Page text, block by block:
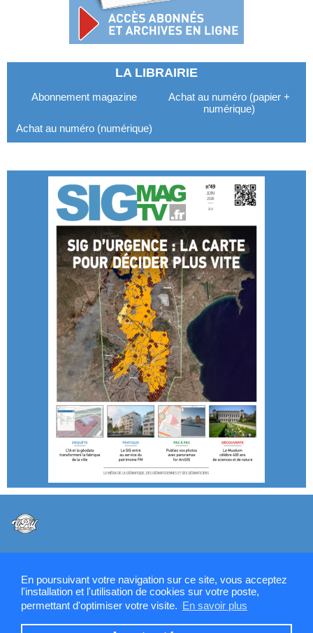
En poursuivant votre navigation sur ce site, vous acceptez
l'installation et l'utilisation de cookies sur votre poste,
permettant d'optimiser votre visite. En savoir plus
LA LIBRAIRIE
Abonnement magazine
Achat au numéro (papier +
numérique)
Achat au numéro (numérique)
Contactez la rédaction de SIGMAG & SIGTV